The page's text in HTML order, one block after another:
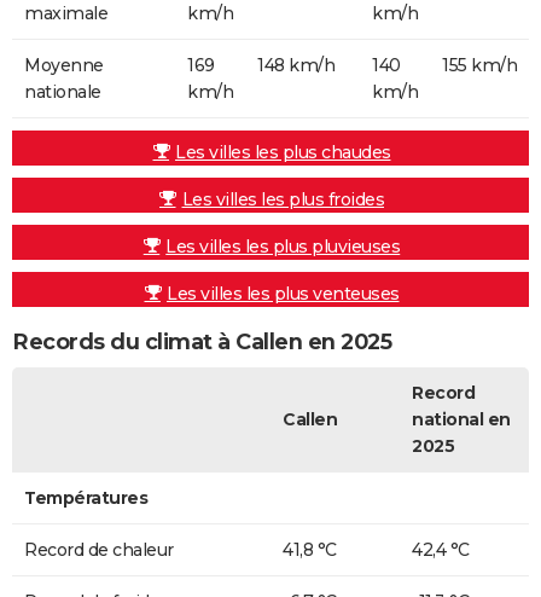
maximale
km/h
km/h
Moyenne
nationale
169
km/h
148 km/h
140
km/h
155 km/h
Les villes les plus chaudes
Les villes les plus froides
Les villes les plus pluvieuses
Les villes les plus venteuses
Records du climat à Callen en 2025
Callen
Record
national en
2025
Températures
Record de chaleur 41,8 °C 42,4 °C